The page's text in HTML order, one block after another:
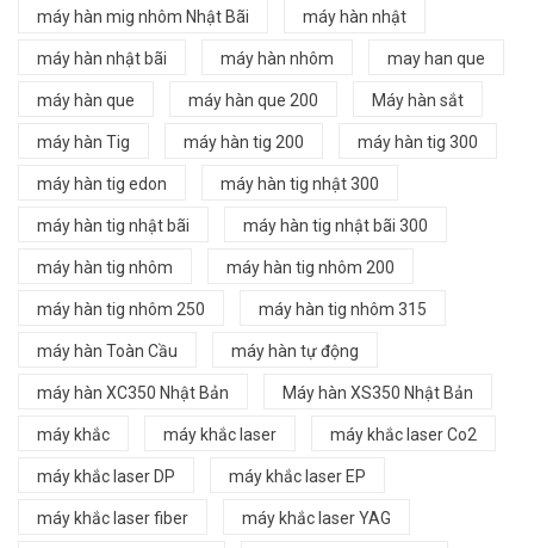
máy hàn mig nhôm Nhật Bãi máy hàn nhật
máy hàn nhật bãi máy hàn nhôm may han que
máy hàn que máy hàn que 200 Máy hàn sắt
máy hàn Tig máy hàn tig 200 máy hàn tig 300
máy hàn tig edon máy hàn tig nhật 300
máy hàn tig nhật bãi máy hàn tig nhật bãi 300
máy hàn tig nhôm máy hàn tig nhôm 200
máy hàn tig nhôm 250 máy hàn tig nhôm 315
máy hàn Toàn Cầu máy hàn tự động
máy hàn XC350 Nhật Bản Máy hàn XS350 Nhật Bản
máy khắc máy khắc laser máy khắc laser Co2
máy khắc laser DP máy khắc laser EP
máy khắc laser fiber máy khắc laser YAG